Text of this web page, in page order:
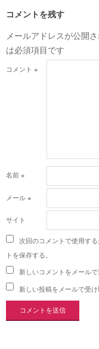
コメントを残す
メールアドレスが公開
は必須項目です
コメント ※
名前 ※
メール ※
サイト
次回のコメントで使用す
トを保存する。
新しいコメントをメールで
新しい投稿をメールで受け